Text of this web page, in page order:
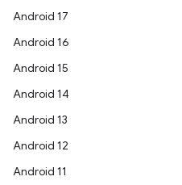
Android 17
Android 16
Android 15
Android 14
Android 13
Android 12
Android 11